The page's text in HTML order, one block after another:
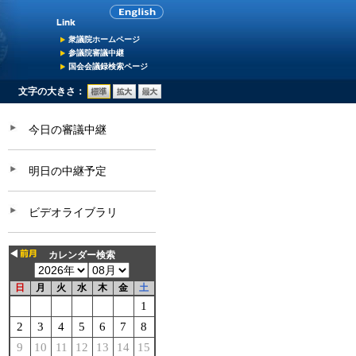
衆議院ホームページ
参議院審議中継
国会会議録検索ページ
文字の大きさ：
今日の審議中継
明日の中継予定
ビデオライブラリ
カレンダー検索
日 月 火 水 木 金 土
1
2
3 4 5 6 7
8
9
10 11 12 13 14
15